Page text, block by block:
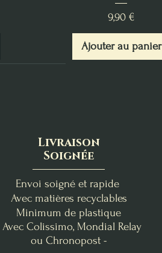
Prix
9,90 €
Ajouter au panier
Livraison
Soignée
Envoi soigné et rapide
Avec matières recyclables
Minimum de plastique
Colissimo, Mondial Relay
ou Chronopost -